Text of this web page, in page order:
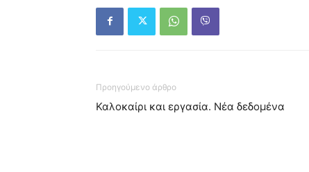
Προηγούμενο άρθρο
Καλοκαίρι και εργασία. Νέα δεδομένα